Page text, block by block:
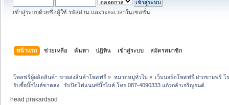
เข้าสู่ระบบด้วยชื่อผู้ใช้ รหัสผ่าน และระยะเวลาในเซสชั่น
หน้าแรก ช่วยเหลือ ค้นหา ปฏิทิน เข้าสู่ระบบ สมัครสมาชิก
โพสฟรีผู้ผลิตสินค้า ขายส่งสินค้าโพสฟรี » หมวดหมู่ทั่วไป» เว็บบอร์ดโพสฟรี ฝากขายฟรี
รับซื้อบิ๊กไบค์ขาดส่ง   รับปิดไฟแนนซ์บิ๊กไบค์ โทร 087-4090333 แก้วกล้าเจริญยนต์.
head prakardsod